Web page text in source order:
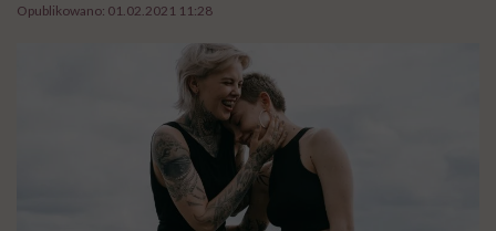
Opublikowano: 01.02.2021 11:28